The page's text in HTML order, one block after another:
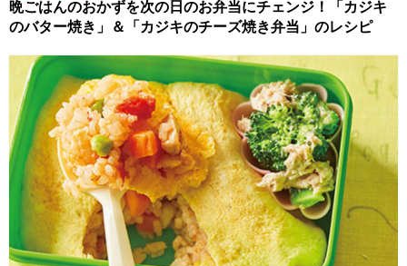
晩ごはんのおかずを次の日のお弁当にチェンジ！「カジキ
のバター焼き」＆「カジキのチーズ焼き弁当」のレシピ